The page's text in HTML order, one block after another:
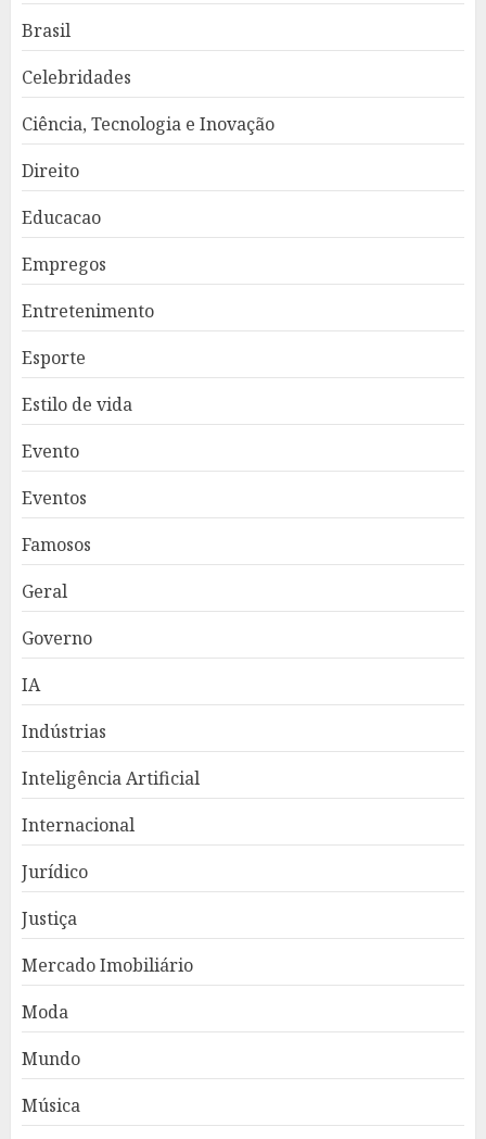
Brasil
Celebridades
Ciência, Tecnologia e Inovação
Direito
Educacao
Empregos
Entretenimento
Esporte
Estilo de vida
Evento
Eventos
Famosos
Geral
Governo
IA
Indústrias
Inteligência Artificial
Internacional
Jurídico
Justiça
Mercado Imobiliário
Moda
Mundo
Música